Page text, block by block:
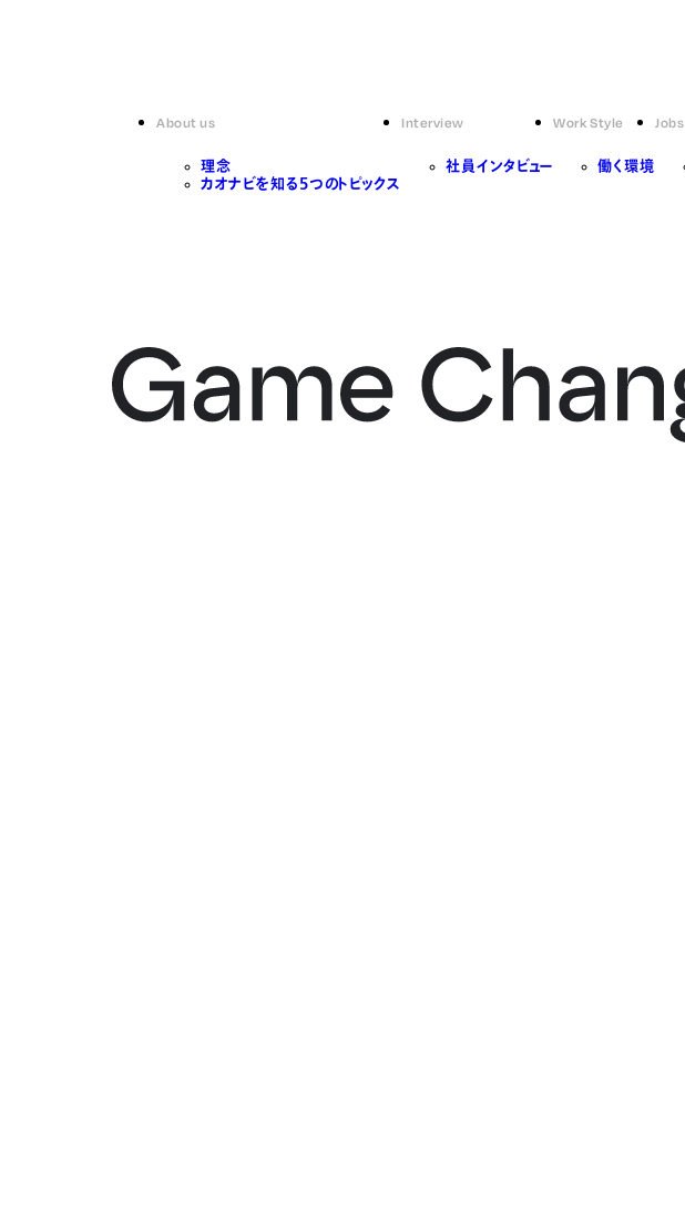
About us
理念
カオナビを知る5つのトピックス
Interview
社員インタビュー
Work Style
働く環境
Jobs